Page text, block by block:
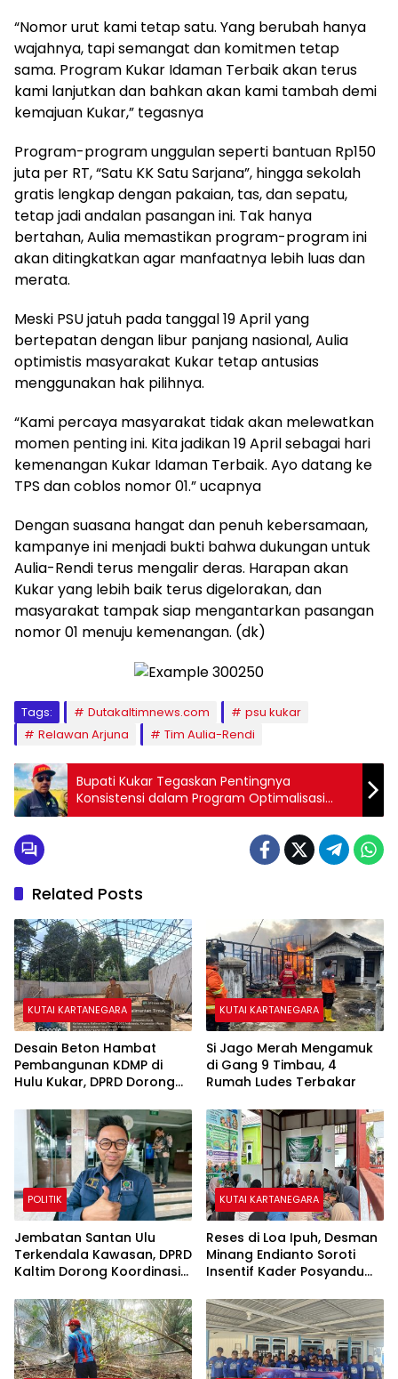
“Nomor urut kami tetap satu. Yang berubah hanya
wajahnya, tapi semangat dan komitmen tetap
sama. Program Kukar Idaman Terbaik akan terus
kami lanjutkan dan bahkan akan kami tambah demi
kemajuan Kukar,” tegasnya
Program-program unggulan seperti bantuan Rp150
juta per RT, “Satu KK Satu Sarjana”, hingga sekolah
gratis lengkap dengan pakaian, tas, dan sepatu,
tetap jadi andalan pasangan ini. Tak hanya
bertahan, Aulia memastikan program-program ini
akan ditingkatkan agar manfaatnya lebih luas dan
merata.
Meski PSU jatuh pada tanggal 19 April yang
bertepatan dengan libur panjang nasional, Aulia
optimistis masyarakat Kukar tetap antusias
menggunakan hak pilihnya.
“Kami percaya masyarakat tidak akan melewatkan
momen penting ini. Kita jadikan 19 April sebagai hari
kemenangan Kukar Idaman Terbaik. Ayo datang ke
TPS dan coblos nomor 01.” ucapnya
Dengan suasana hangat dan penuh kebersamaan,
kampanye ini menjadi bukti bahwa dukungan untuk
Aulia-Rendi terus mengalir deras. Harapan akan
Kukar yang lebih baik terus digelorakan, dan
masyarakat tampak siap mengantarkan pasangan
nomor 01 menuju kemenangan. (dk)
Tags: Dutakaltimnews.com
psu kukar
Relawan Arjuna
Tim Aulia-Rendi
Bupati Kukar Tegaskan Pentingnya
Konsistensi dalam Program Optimalisasi
Lahan dan Ketahanan Pangan
Related Posts
KUTAI KARTANEGARA
Desain Beton Hambat
Pembangunan KDMP di
Hulu Kukar, DPRD Dorong
KUTAI KARTANEGARA
Si Jago Merah Mengamuk
di Gang 9 Timbau, 4
Rumah Ludes Terbakar
POLITIK
Jembatan Santan Ulu
Terkendala Kawasan, DPRD
Kaltim Dorong Koordinasi
KUTAI KARTANEGARA
Reses di Loa Ipuh, Desman
Minang Endianto Soroti
Insentif Kader Posyandu